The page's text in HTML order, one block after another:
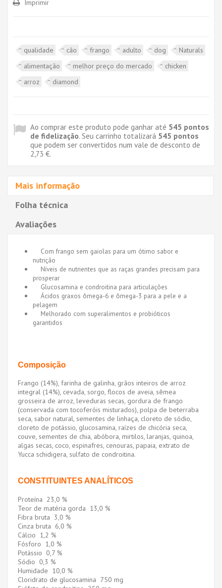
Imprimir
qualidade cão frango adulto dog
Naturals
alimentação
melhor preço do mercado
chicken
arroz
diamond
Ao comprar este produto pode ganhar até 545 pontos
de fidelização. Seu carrinho totalizará 545 pontos
que podem ser convertidos num vale de desconto de
2,73 €.
Mais informação
Folha técnica
Avaliações
Com frango sem gaiolas para um ótimo sabor e
nutrição
Níveis de nutrientes que as raças grandes precisam para
prosperar
Glucosamina e condroitina para articulações
Ácidos graxos ômega-6 e ômega-3 para a pele e a
pelagem
Melhorado com superalimentos e probióticos
garantidos
Composição
Frango (14%), farinha de galinha, grãos inteiros de arroz
integral (14%), cevada, sorgo, flocos de aveia, sêmea
grosseira de arroz, leveduras secas, gordura de frango
(conservada com tocoferóis misturados), polpa de beterraba
seca, sabor natural, sementes de linhaça, cloreto de sódio,
cloreto de potássio, glucosamina, raízes de chicória seca,
couve, sementes de chia, abóbora, mirtilos, laranjas, quinoa,
algas secas, coco, espinafres, cenouras, papaia, extrato de
Yucca schidigera, sulfato de condroitina.
CONSTITUINTES ANALÍTICOS
Proteína 23,0 %
Teor de matéria gorda 13,0 %
Fibra bruta 3,0 %
Cinza bruta 6,0 %
Cálcio 1,2 %
Fósforo 1,0 %
Potássio 0,7 %
Sódio 0,3 %
Humidade 10,0 %
Cloridrato de glucosamina 750 mg